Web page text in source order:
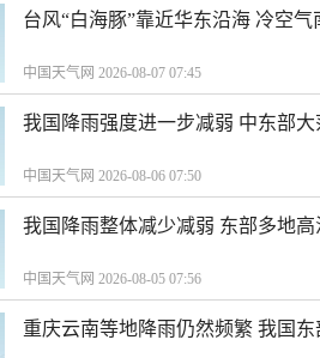
台风“白海豚”靠近华东沿海 冷空
中国天气网 2026-08-07 07:45
我国降雨强度进一步减弱 中东部
中国天气网 2026-08-06 07:50
我国降雨整体减少减弱 东部多地
中国天气网 2026-08-05 07:56
重庆云南等地降雨仍然频繁 我国